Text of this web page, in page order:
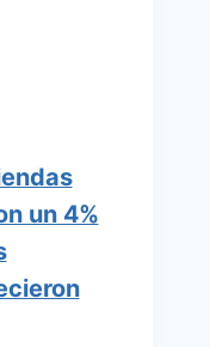
un 4%